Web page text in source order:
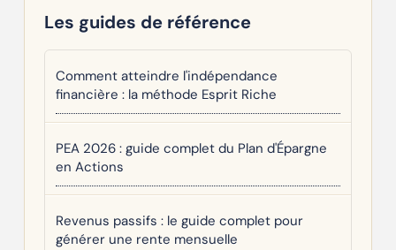
Les guides de référence
Comment atteindre l'indépendance
financière : la méthode Esprit Riche
PEA 2026 : guide complet du Plan d'Épargne
en Actions
Revenus passifs : le guide complet pour
générer une rente mensuelle